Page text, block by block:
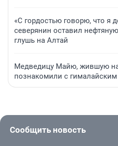
«С гордостью говорю, что я
северянин оставил
глушь на Алтай
Медведицу Майю, жившую
познакомили с
Сообщить новость